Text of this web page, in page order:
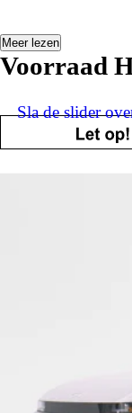
Meer lezen
Voorraad
Sla de slider